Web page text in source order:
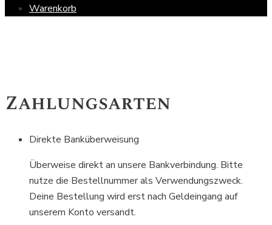
Warenkorb
Zahlungsarten
Direkte Banküberweisung
Überweise direkt an unsere Bankverbindung. Bitte
nutze die Bestellnummer als Verwendungszweck.
Deine Bestellung wird erst nach Geldeingang auf
unserem Konto versandt.